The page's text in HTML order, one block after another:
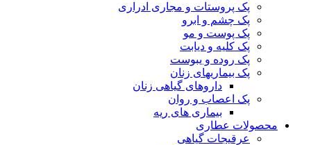
پک پروستات و مجاری ادراری
پک چشم و ابرو
پک پوست و مو
پک کلیه و دیابت
پک روده و یبوست
پک بیماریهای زنان
داروهای گیاهی زنان
پک اعصاب و روان
بیماری های ریه
محصولات عطاری
عرقیجات گیاهی